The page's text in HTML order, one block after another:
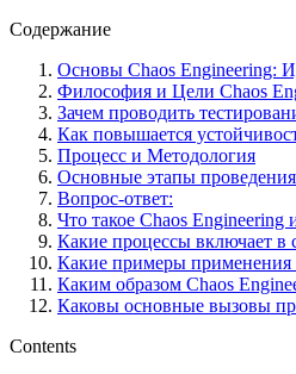
Содержание
Основы Chaos Engineering:
Философия и Цели Chaos
Зачем проводить
Как повышается
Процесс и Методология
Основные этапы
Вопрос-ответ:
Что такое Chaos
Какие процессы включает в
Какие примеры применения
Каким образом Chaos
Каковы основные вызовы
Contents